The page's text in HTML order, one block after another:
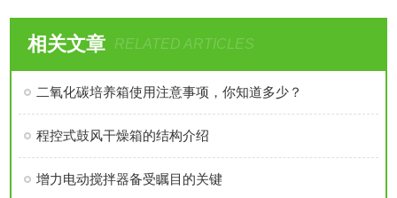
相关文章 RELATED ARTICLES
二氧化碳培养箱使用注意事项，你知道多少？
程控式鼓风干燥箱的结构介绍
增力电动搅拌器备受瞩目的关键